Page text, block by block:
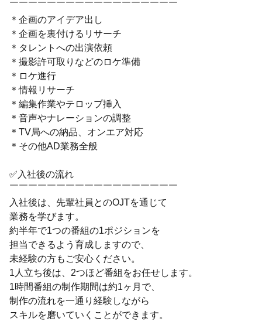
￣￣￣￣￣￣￣￣￣￣￣￣￣￣￣￣￣￣
＊企画のアイデア出し
＊企画を裏付けるリサーチ
＊タレントへの出演依頼
＊撮影許可取りなどのロケ準備
＊ロケ進行
＊情報リサーチ
＊編集作業やテロップ挿入
＊音声やナレーションの調整
＊TV局への納品、オンエア対応
＊その他AD業務全般
✅入社後の流れ
￣￣￣￣￣￣￣￣￣￣￣￣￣￣￣￣￣￣
入社後は、先輩社員とのOJTを通じて
業務を学びます。
約半年で1つの番組の1ポジションを
担当できるよう育成しますので、
未経験の方もご安心ください。
1人立ち後は、2つほど番組をお任せします。
1時間番組の制作期間は約1ヶ月で、
制作の流れを一通り経験しながら
スキルを磨いていくことができます。